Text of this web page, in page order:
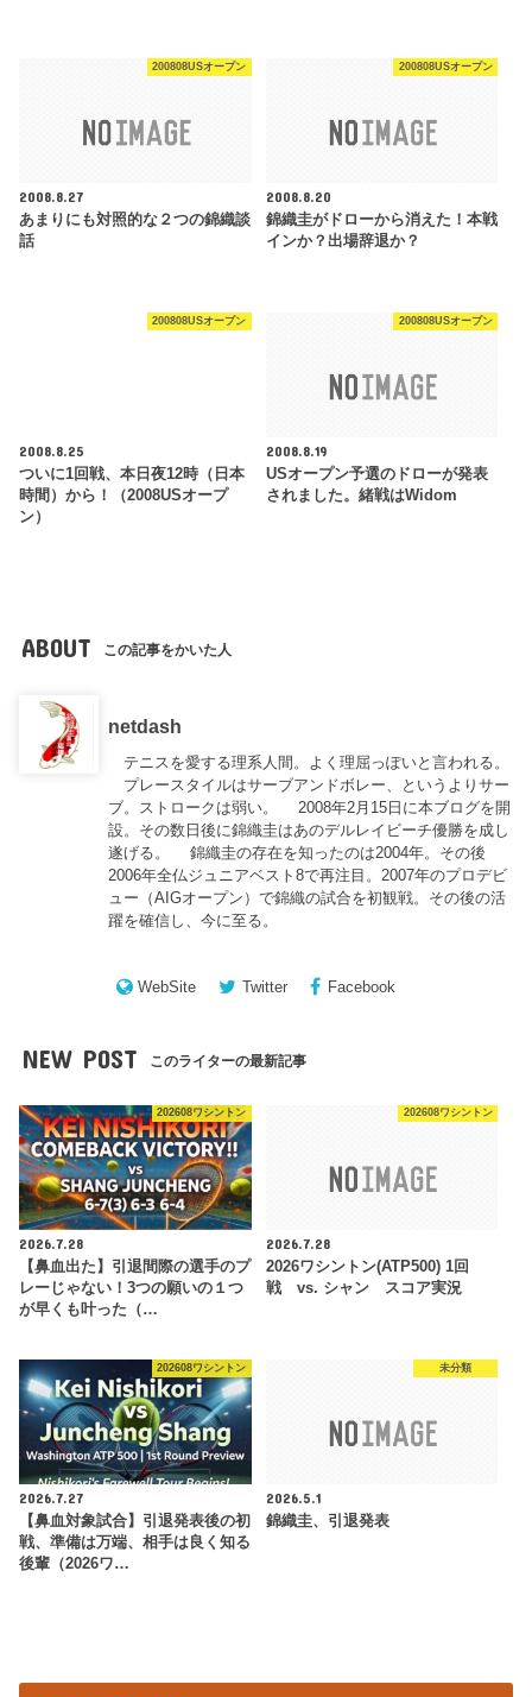
200808USオープン
2008.8.27
あまりにも対照的な２つの錦織談
話
200808USオープン
2008.8.20
錦織圭がドローから消えた！本戦
インか？出場辞退か？
200808USオープン
2008.8.25
ついに1回戦、本日夜12時（日本
時間）から！（2008USオープ
ン）
200808USオープン
2008.8.19
USオープン予選のドローが発表
されました。緒戦はWidom
ABOUT この記事をかいた人
netdash
テニスを愛する理系人間。よく理屈っぽいと言われる。
プレースタイルはサーブアンドボレー、というよりサー
ブ。ストロークは弱い。 2008年2月15日に本ブログを開
設。その数日後に錦織圭はあのデルレイビーチ優勝を成し
遂げる。 錦織圭の存在を知ったのは2004年。その後
2006年全仏ジュニアベスト8で再注目。2007年のプロデビ
ュー（AIGオープン）で錦織の試合を初観戦。その後の活
躍を確信し、今に至る。
WebSite Twitter Facebook
NEW POST このライターの最新記事
202608ワシントン
2026.7.28
【鼻血出た】引退間際の選手のプ
レーじゃない！3つの願いの１つ
が早くも叶った（…
202608ワシントン
2026.7.28
2026ワシントン(ATP500) 1回
戦 vs. シャン スコア実況
202608ワシントン
2026.7.27
【鼻血対象試合】引退発表後の初
戦、準備は万端、相手は良く知る
後輩（2026ワ…
未分類
2026.5.1
錦織圭、引退発表